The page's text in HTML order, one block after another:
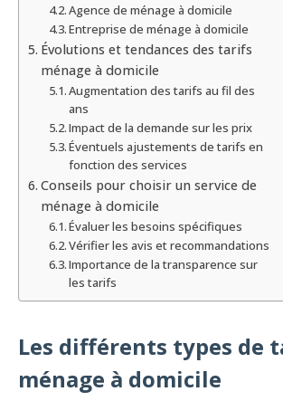
Agence de ménage à domicile
Entreprise de ménage à domicile
Évolutions et tendances des tarifs
ménage à domicile
Augmentation des tarifs au fil des
ans
Impact de la demande sur les prix
Éventuels ajustements de tarifs en
fonction des services
Conseils pour choisir un service de
ménage à domicile
Évaluer les besoins spécifiques
Vérifier les avis et recommandations
Importance de la transparence sur
les tarifs
Les différents types de
ménage à domicile